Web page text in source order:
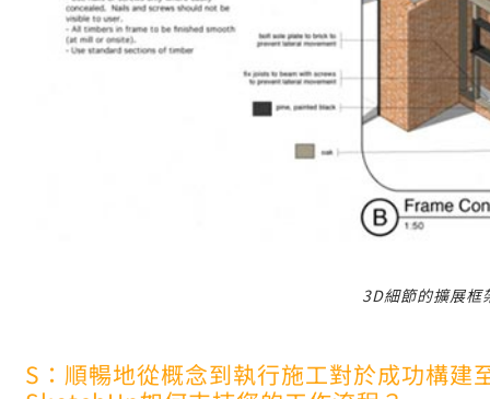
3D細節的擴展框
S：順暢地從概念到執行施工對於成功構建